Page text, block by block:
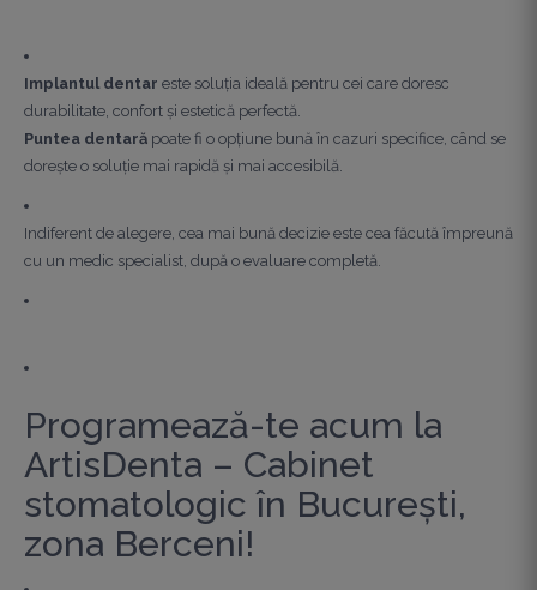
Implantul dentar este soluția ideală pentru cei care doresc
durabilitate, confort și estetică perfectă.
Puntea dentară poate fi o opțiune bună în cazuri specifice, când se
dorește o soluție mai rapidă și mai accesibilă.
Indiferent de alegere, cea mai bună decizie este cea făcută împreună
cu un medic specialist, după o evaluare completă.
Programează-te acum la
ArtisDenta – Cabinet
stomatologic în București,
zona Berceni!